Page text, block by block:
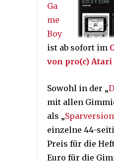
Ga
me
Boy
ist ab sofort im
von pro(c) Atari
Sowohl in der „
mit allen
als „Sparversion
einzelne 44-
Preis für die
Euro für die